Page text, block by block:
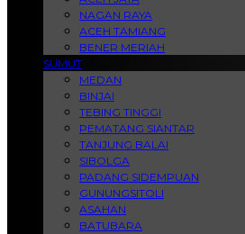
NAGAN RAYA
ACEH TAMIANG
BENER MERIAH
SUMUT
MEDAN
BINJAI
TEBING TINGGI
PEMATANG SIANTAR
TANJUNG BALAI
SIBOLGA
PADANG SIDEMPUAN
GUNUNGSITOLI
ASAHAN
BATUBARA